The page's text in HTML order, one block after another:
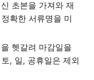
초본을 가져와 재
확한 서류명을 미
헷갈려 마감일을
, 일, 공휴일은 제외